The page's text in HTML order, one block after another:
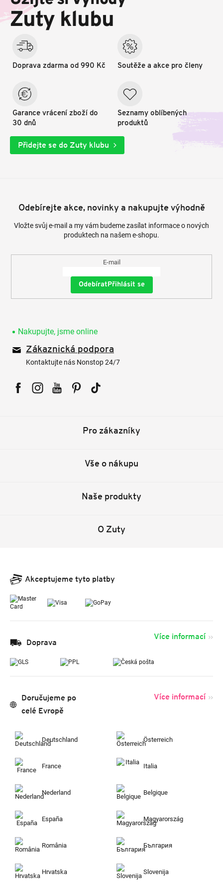
í
Zuty klubu
Doprava zdarma od 990 Kč
Garance vrácení zboží do
30 dnů
Soutěže a akce pro členy
Seznamy oblíbených
produktů
Přidejte se do Zuty klubu
Odebírejte akce, novinky a nakupujte výhodně
Vložte svůj e-mail a my vám budeme zasílat informace o nových
produktech na našem e-shopu.
E-mail
Přihlásit se
Nakupujte, jsme online
Zákaznická podpora
Kontaktujte nás Nonstop 24/7
Pro zákazníky
Vše o nákupu
Naše produkty
O Zuty
Akceptujeme tyto platby
Doprava
Více informací
Doručujeme po
celé Evropě
Více informací
Deutschland Österreich
France Italia
Nederland Belgique
España Magyarország
România България
Hrvatska Slovenija